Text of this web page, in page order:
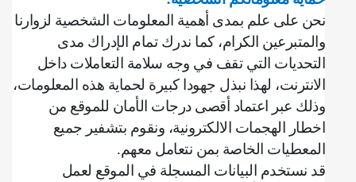
نحن على علم بمدى أهمية المعلومات الشخصية لزوارنا
والمتبرعين الكرام، كما ندرك تمام الإدراك مدى
التحديات التي تقف في وجه سلامة التعاملات داخل
الانترنت، لهذا نبذل جهودا كبيرة لحماية هذه المعلومات،
وذلك عبر اعتماد أقصى درجات الأمان للموقع من
اخطار الهجمات الالكترونية، ونقوم بتشفير جميع
المعطيات الخاصة بمن نتعامل معهم.
قد نستخدم البيانات المسجلة في الموقع لعمل